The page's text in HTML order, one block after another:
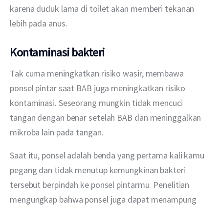
karena duduk lama di toilet akan memberi tekanan
lebih pada anus.
Kontaminasi bakteri
Tak cuma meningkatkan risiko wasir, membawa
ponsel pintar saat BAB juga meningkatkan risiko
kontaminasi. Seseorang mungkin tidak mencuci
tangan dengan benar setelah BAB dan meninggalkan
mikroba lain pada tangan.
Saat itu, ponsel adalah benda yang pertama kali kamu
pegang dan tidak menutup kemungkinan bakteri
tersebut berpindah ke ponsel pintarmu. Penelitian
mengungkap bahwa ponsel juga dapat menampung